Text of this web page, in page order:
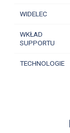
WIDELEC
WKŁAD
SUPPORTU
TECHNOLOGIE